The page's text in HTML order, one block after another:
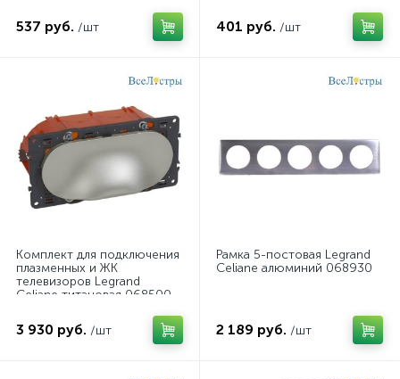
537 руб. /шт 401 руб. /шт
Комплект для подключения
плазменных и ЖК
телевизоров Legrand
Celiane титановая 068500
3 930 руб. /шт
Рамка 5-постовая Legrand
Celiane алюминий 068930
2 189 руб. /шт